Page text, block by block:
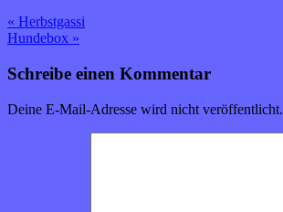
Beitragsnavigation
« Herbstgassi
Hundebox »
Schreibe einen Kommentar
Deine E-Mail-Adresse wird nicht veröffentlicht.